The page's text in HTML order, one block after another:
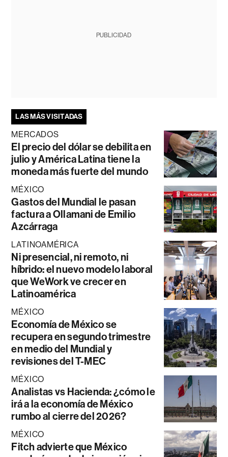
PUBLICIDAD
LAS MÁS VISITADAS
MERCADOS
El precio del dólar se debilita en
julio y América Latina tiene la
moneda más fuerte del mundo
MÉXICO
Gastos del Mundial le pasan
factura a Ollamani de Emilio
Azcárraga
LATINOAMÉRICA
Ni presencial, ni remoto, ni
híbrido: el nuevo modelo laboral
que WeWork ve crecer en
Latinoamérica
MÉXICO
Economía de México se
recupera en segundo trimestre
en medio del Mundial y
revisiones del T-MEC
MÉXICO
Analistas vs Hacienda: ¿cómo le
irá a la economía de México
rumbo al cierre del 2026?
MÉXICO
Fitch advierte que México